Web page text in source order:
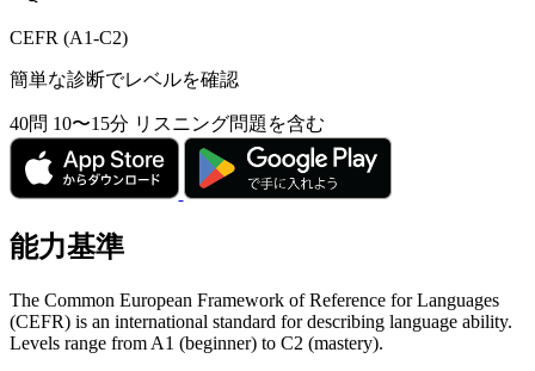
CEFR (A1-C2)
簡単な診断でレベルを確認
40問 10〜15分 リスニング問題を含む
能力基準
The Common European Framework of Reference for Languages
(CEFR) is an international standard for describing language ability.
Levels range from A1 (beginner) to C2 (mastery).